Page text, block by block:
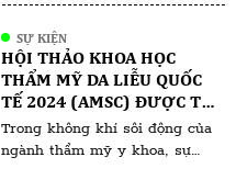
xưa – nơi những giá trị truyền
thống hòa quyện cùng ký ức
thân thương. Qua từng đường
nét, chất […]
SỰ KIỆN
HỘI THẢO KHOA HỌC
THẨM MỸ DA LIỄU QUỐC
TẾ 2024 (AMSC) ĐƯỢC TỔ
CHỨC TẠI KUALA LUMPUR
(MALAYSIA)
Trong không khí sôi động của
ngành thẩm mỹ y khoa, sự